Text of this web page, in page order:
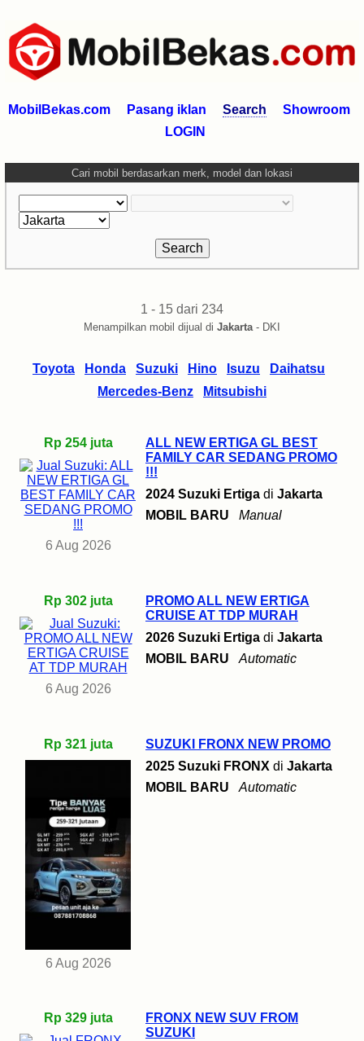
MobilBekas.com Pasang iklan Search
Showroom
LOGIN
Cari mobil berdasarkan merk, model dan lokasi
1 - 15 dari 234
Menampilkan mobil dijual di Jakarta- DKI
Toyota Honda Suzuki Hino Isuzu
Daihatsu
Mercedes-Benz
Mitsubishi
Rp 254 juta
6 Aug 2026
ALL NEW ERTIGA GL BEST
FAMILY CAR SEDANG PROMO
!!!
2024 Suzuki Ertiga di Jakarta
MOBIL BARU
Manual
Rp 302 juta
6 Aug 2026
PROMO ALL NEW ERTIGA
CRUISE AT TDP MURAH
2026 Suzuki Ertiga di Jakarta
MOBIL BARU
Automatic
Rp 321 juta
6 Aug 2026
SUZUKI FRONX NEW PROMO
2025 Suzuki FRONX di Jakarta
MOBIL BARU
Automatic
Rp 329 juta
FRONX NEW SUV FROM
SUZUKI